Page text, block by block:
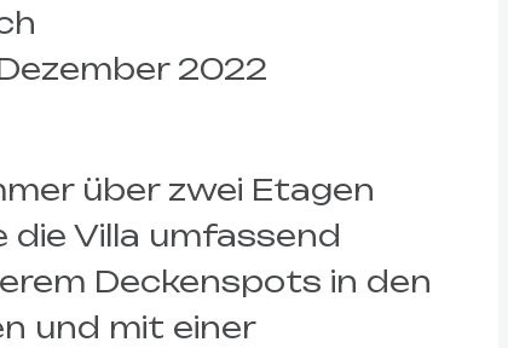
2022
über zwei Etagen
Villa umfassend
Deckenspots in den
und mit einer